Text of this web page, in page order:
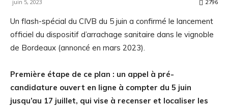
juin 5, 2023 2796
Un flash-spécial du CIVB du 5 juin a confirmé le lancement
officiel du dispositif d’arrachage sanitaire dans le vignoble
de Bordeaux (annoncé en mars 2023).
Première étape de ce plan : un appel à pré-
candidature ouvert en ligne à compter du 5 juin
jusqu’au 17 juillet, qui vise à recenser et localiser les